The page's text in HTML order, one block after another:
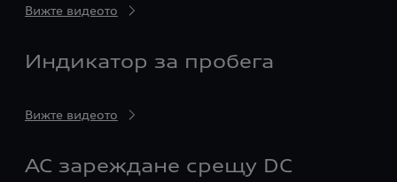
Вижте видеото
Индикатор за пробега
Вижте видеото
AC зареждане срещу DC